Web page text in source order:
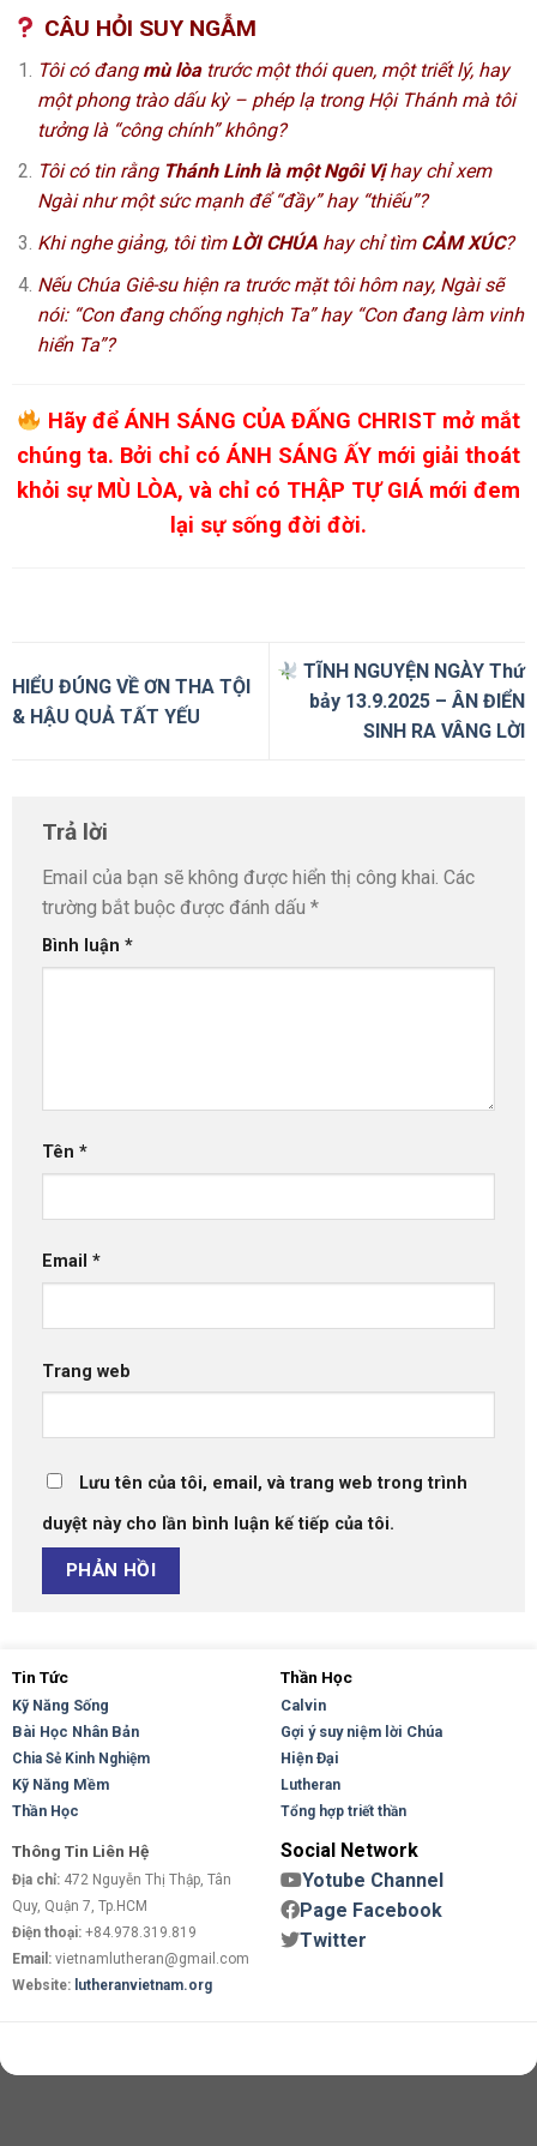
CÂU HỎI SUY NGẪM
Tôi có đang mù lòatrước một thói quen, một triết lý, hay
một phong trào dấu kỳ – phép lạ trong Hội Thánh mà tôi
tưởng là “công chính” không?
Tôi có tin rằng Thánh Linh là một Ngôi Vịhay chỉ xem
Ngài như một sức mạnh để “đầy” hay “thiếu”?
Khi nghe giảng, tôi tìm LỜI CHÚAhay chỉ tìm CẢM XÚC?
Nếu Chúa Giê-su hiện ra trước mặt tôi hôm nay, Ngài sẽ
nói: “Con đang chống nghịch Ta” hay “Con đang làm vinh
hiển Ta”?
Hãy để ÁNH SÁNG CỦA ĐẤNG CHRIST mở mắt
chúng ta. Bởi chỉ có ÁNH SÁNG ẤY mới giải thoát
khỏi sự MÙ LÒA, và chỉ có THẬP TỰ GIÁ mới đem
lại sự sống đời đời.
HIỂU ĐÚNG VỀ ƠN THA TỘI
& HẬU QUẢ TẤT YẾU
TĨNH NGUYỆN NGÀY Thứ
bảy 13.9.2025 – ÂN ĐIỂN
SINH RA VÂNG LỜI
Trả lời
Email của bạn sẽ không được hiển thị công khai. Các
trường bắt buộc được đánh dấu *
Bình luận *
Tên *
Email *
Trang web
Lưu tên của tôi, email, và trang web trong trình
duyệt này cho lần bình luận kế tiếp của tôi.
Tin Tức
Kỹ Năng Sống
Bài Học Nhân Bản
Chia Sẻ Kinh Nghiệm
Kỹ Năng Mềm
Thần Học
Thần Học
Calvin
Gợi ý suy niệm lời Chúa
Hiện Đại
Lutheran
Tổng hợp triết thần
Thông Tin Liên Hệ
Địa chỉ: 472 Nguyễn Thị Thập, Tân
Quy, Quận 7, Tp.HCM
Điện thoại: +84.978.319.819
Email: vietnamlutheran@gmail.com
Website: lutheranvietnam.org
Social Network
Yotube Channel
Page Facebook
Twitter